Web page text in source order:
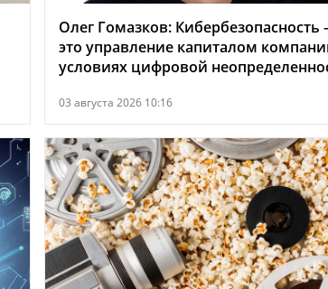
Олег Гомазков:
это управление капиталом
условиях цифровой
03 августа 2026 10:16